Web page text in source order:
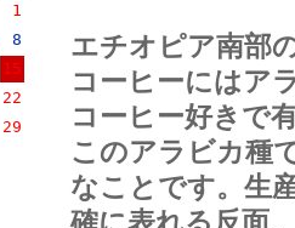
1
8
15
22
29
エチオピア南部
コーヒーにはア
コーヒー好きで
このアラビカ種
なことです。生